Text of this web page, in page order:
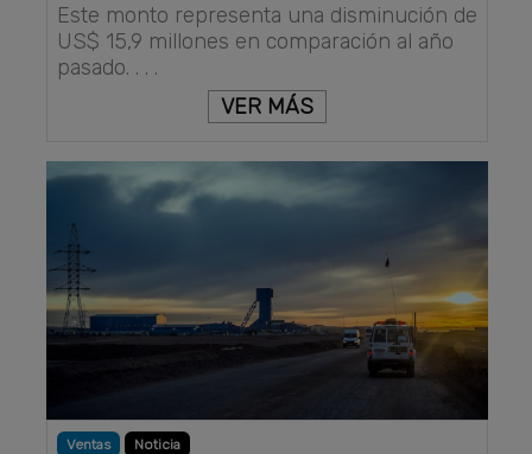
Este monto representa una disminución de
US$ 15,9 millones en comparación al año
pasado. . . .
VER MÁS
Ventas Noticia